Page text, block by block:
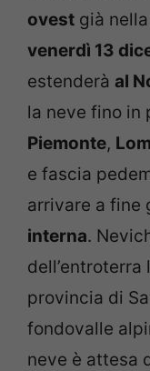
ovest già nella
venerdì 13
estenderà al
la neve fino in
Piemonte,
e fascia
arrivare a fine
interna.
provincia di
fondovalle
neve è attesa